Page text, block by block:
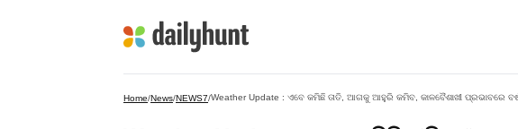
Home/News/NEWS7/Weather Update : ଏବେ କମିଛି ତାତି, ଆଗକୁ ଆହୁରି କମିବ, କାଳବୈଶାଖୀ ପ୍ରଭାବରେ